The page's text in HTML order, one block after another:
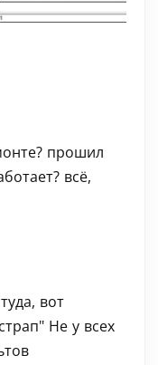
прошил
всё,
вот
Не у всех